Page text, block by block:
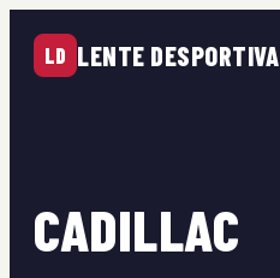
LD LENTE DESPORTIVA
CADILLAC